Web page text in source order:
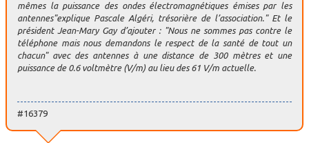
mêmes la puissance des ondes électromagnétiques émises par les
antennes"explique Pascale Algéri, trésorière de l’association." Et le
président Jean-Mary Gay d’ajouter : "Nous ne sommes pas contre le
téléphone mais nous demandons le respect de la santé de tout un
chacun" avec des antennes à une distance de 300 mètres et une
puissance de 0.6 voltmètre (V/m) au lieu des 61 V/m actuelle.
#16379